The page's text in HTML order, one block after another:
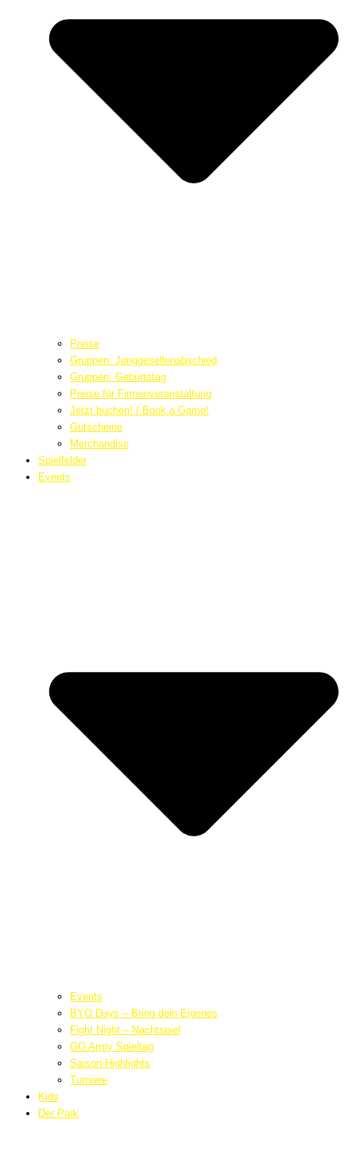
Preise
Gruppen: Junggesellenabschied
Gruppen: Geburtstag
Preise für Firmenveranstaltung
Jetzt buchen! / Book a Game!
Gutscheine
Merchandise
Spielfelder
Events
Events
BYO Days – Bring dein Eigenes
Fight Night – Nachtspiel
GO Army Spieltag
Saison-Highlights
Turniere
Kids
Der Park